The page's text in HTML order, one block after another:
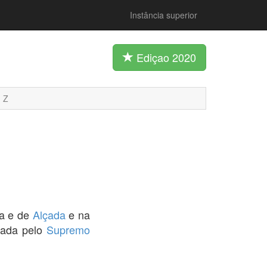
Instância superior
Ediçao 2020
Z
e de Alçadae na
pelo Supremo